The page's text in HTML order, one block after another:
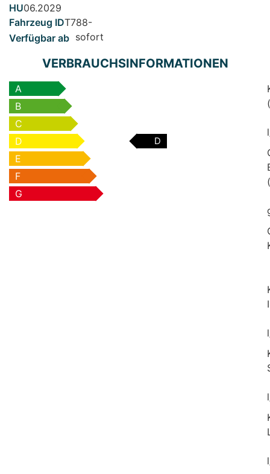
06.2029
T788-
sofort
VERBRAUCHSINFORMATIONEN
A
B
C
D
D
E
F
G